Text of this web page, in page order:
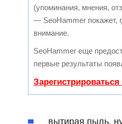
(упоминания, мнения,
— SeoHammer покажет,
внимание.
SeoHammer еще
первые результаты
вытирая пыль,